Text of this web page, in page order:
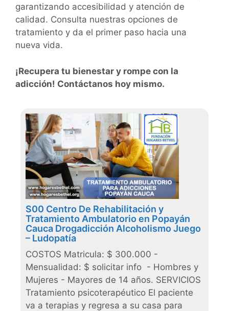
garantizando accesibilidad y atención de
calidad. Consulta nuestras opciones de
tratamiento y da el primer paso hacia una
nueva vida.
¡Recupera tu bienestar y rompe con la
adicción! Contáctanos hoy mismo.
S00 Centro De Rehabilitación y
Tratamiento Ambulatorio en Popayán
Cauca Drogadicción Alcoholismo Juego
– Ludopatía
COSTOS Matricula: $ 300.000 -
Mensualidad: $ solicitar info - Hombres y
Mujeres - Mayores de 14 años. SERVICIOS
Tratamiento psicoterapéutico El paciente
va a terapias y regresa a su casa para